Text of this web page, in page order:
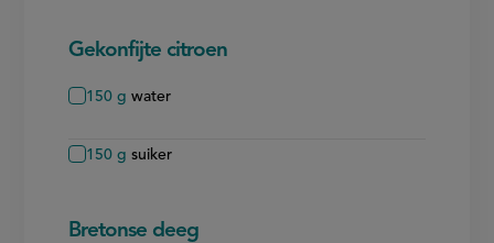
Gekonfijte citroen
150 g water
150 g suiker
Bretonse deeg